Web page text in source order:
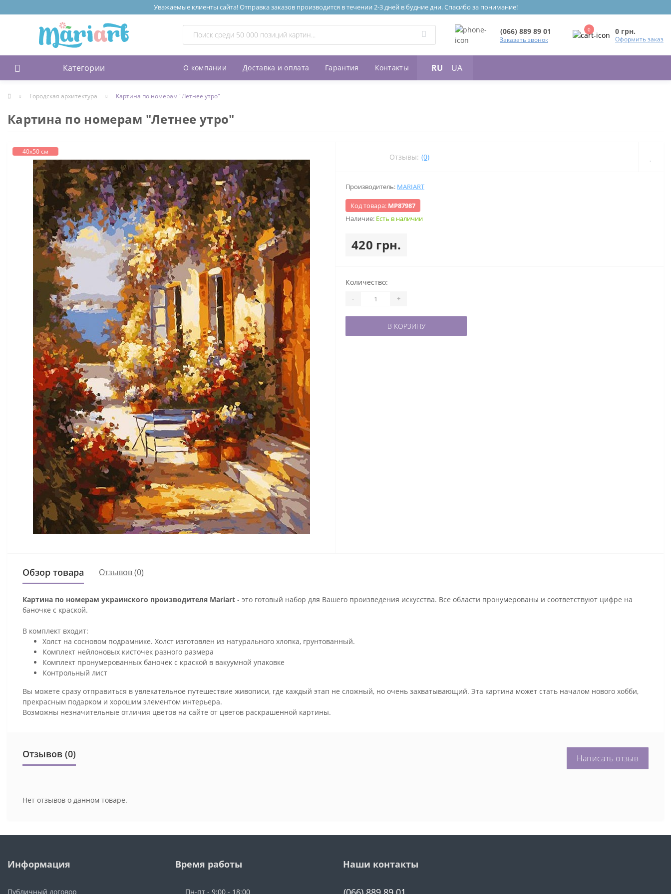
Уважаемые клиенты сайта! Отправка заказов производится в течении 2-3 дней в будние дни. Спасибо за понимание!
(066) 889 89 01
Заказать звонок
0 0 грн.
Оформить заказ
Категории О компании Доставка и оплата Гарантия Контакты RU UA
Городская архитектура Картина по номерам "Летнее утро"
Картина по номерам "Летнее утро"
40х50 см
Отзывы: (0)
Производитель: MARIART
Код товара: МР87987
Наличие: Есть в наличии
420 грн.
Количество:
- +
В КОРЗИНУ
Обзор товара Отзывов (0)
Картина по номерам украинского производителя Mariart - это готовый набор для Вашего произведения искусства. Все области пронумерованы и соответствуют цифре на
баночке с краской.
В комплект входит:
Холст на сосновом подрамнике. Холст изготовлен из натурального хлопка, грунтованный.
Комплект нейлоновых кисточек разного размера
Комплект пронумерованных баночек с краской в вакуумной упаковке
Контрольный лист
Вы можете сразу отправиться в увлекательное путешествие живописи, где каждый этап не сложный, но очень захватывающий. Эта картина может стать началом нового хобби,
прекрасным подарком и хорошим элементом интерьера.
Возможны незначительные отличия цветов на сайте от цветов раскрашенной картины.
Отзывов (0) Написать отзыв
Нет отзывов о данном товаре.
Информация
Публичный договор
Время работы
Пн-пт - 9:00 - 18:00
Наши контакты